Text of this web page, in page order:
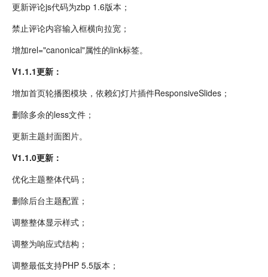
更新评论js代码为zbp 1.6版本；
禁止评论内容输入框横向拉宽；
增加rel="canonical"属性的link标签。
V1.1.1更新：
增加首页轮播图模块，依赖幻灯片插件ResponsiveSlides；
删除多余的less文件；
更新主题封面图片。
V1.1.0更新：
优化主题整体代码；
删除后台主题配置；
调整整体显示样式；
调整为响应式结构；
调整最低支持PHP 5.5版本；